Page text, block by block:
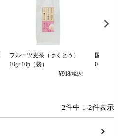
フルーツ麦茶（はくとう）
10g×10p（袋）
¥918(税込)
国産麦
0ｐ
2件中 1-2件表示